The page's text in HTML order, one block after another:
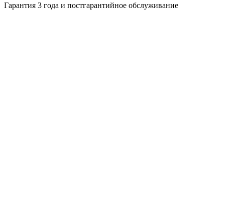
Гарантия 3 года и постгарантийное обслуживание